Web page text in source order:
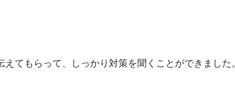
お問い合わせ
てもらって、しっかり対策を聞くことができました。